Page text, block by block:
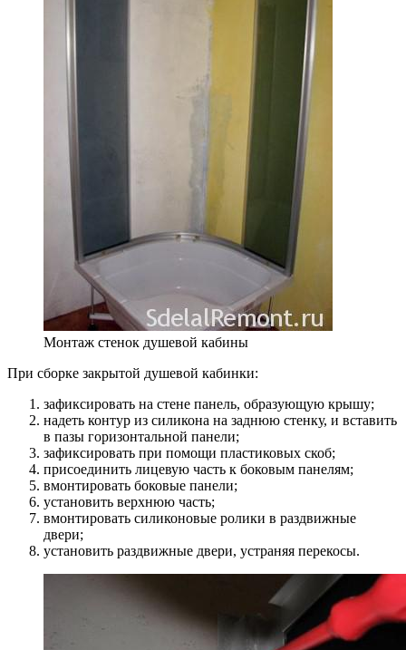
Монтаж стенок душевой кабины
При сборке закрытой душевой кабинки:
зафиксировать на стене панель, образующую крышу;
надеть контур из силикона на заднюю стенку, и вставить
в пазы горизонтальной панели;
зафиксировать при помощи пластиковых скоб;
присоединить лицевую часть к боковым панелям;
вмонтировать боковые панели;
установить верхнюю часть;
вмонтировать силиконовые ролики в раздвижные
двери;
установить раздвижные двери, устраняя перекосы.